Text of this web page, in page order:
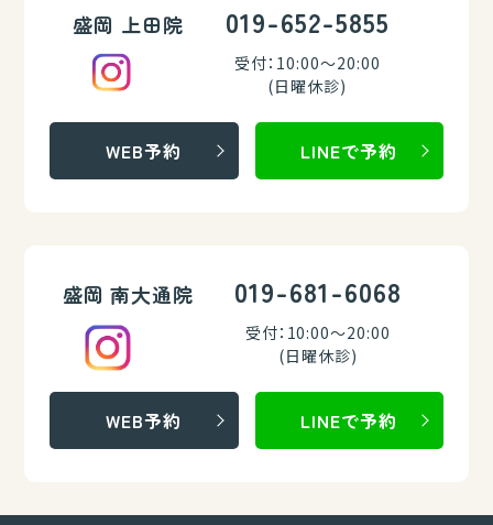
盛岡 上田院 019-652-5855
受付：10:00～20:00
(日曜休診)
WEB予約 LINEで予約
盛岡 南大通院 019-681-6068
受付：10:00～20:00
(日曜休診)
WEB予約 LINEで予約